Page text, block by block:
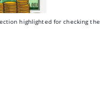
highlighted for checking the